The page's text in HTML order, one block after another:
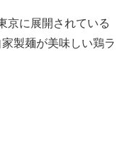
京に展開されている
製麺が美味しい鶏ラ